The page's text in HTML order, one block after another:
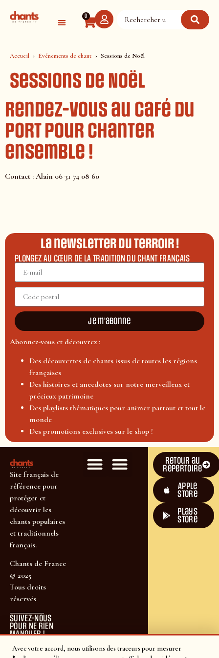
Avec votre accord, nous utilisons des traceurs pour mesurer
0
Accueil Événements de chant Sessions de Noël
Sessions de Noël
Rendez-vous au Café du
Port pour chanter
ensemble !
Contact : Alain 06 31 74 08 60
La newsletter du terroir !
PLONGEZ AU CŒUR DE LA TRADITION DU CHANT FRANÇAIS
Je m'abonne
Abonnez-vous et découvrez :
Des découvertes de chants issus de toutes les régions
françaises
Des histoires et anecdotes sur notre merveilleux et
précieux patrimoine
Des playlists thématiques pour animer partout et tout le
monde
Des promotions exclusives sur le shop !
Site français de
référence pour
protéger et
découvrir les
chants populaires
et traditionnels
français.
Chants de France
© 2025
Tous droits
réservés
SUIVEZ-NOUS
POUR NE RIEN
MANQUER !
Retour au
répertoire
Apple
Store
plays
store